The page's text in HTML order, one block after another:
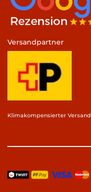
Versandpartner
Klimakompensierter Versand